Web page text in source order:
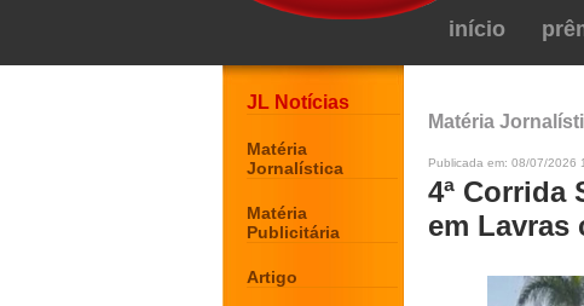
início
JL Notícias
Matéria
Jornalística
Matéria
Publicitária
Artigo
Matéria
Publicada em: 08/07/2026
4ª Corrida
em Lavras